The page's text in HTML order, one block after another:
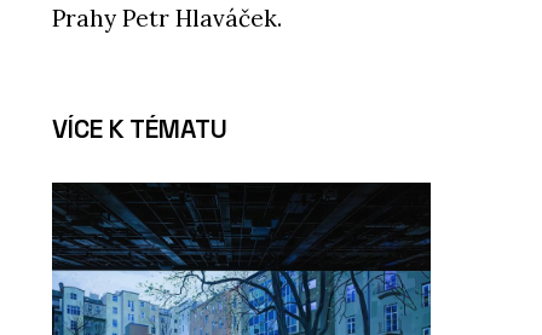
Prahy Petr Hlaváček.
VÍCE K TÉMATU